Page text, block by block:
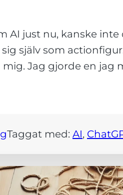
AI just nu, kanske
själv som
Jag gjorde en jag
Taggat med: AI,